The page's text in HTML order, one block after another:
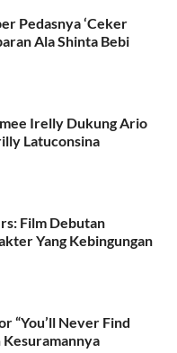
Pedasnya ‘Ceker
Ala Shinta Bebi
Irelly Dukung Ario
Latuconsina
Film Debutan
Yang Kebingungan
“You’ll Never Find
Kesuramannya